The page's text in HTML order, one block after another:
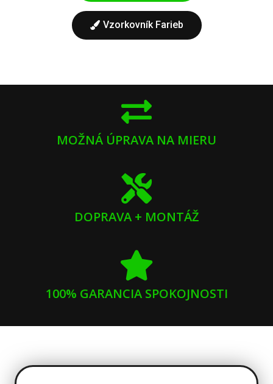
Vzorkovník Farieb
MOŽNÁ ÚPRAVA NA MIERU
DOPRAVA + MONTÁŽ
100% GARANCIA SPOKOJNOSTI